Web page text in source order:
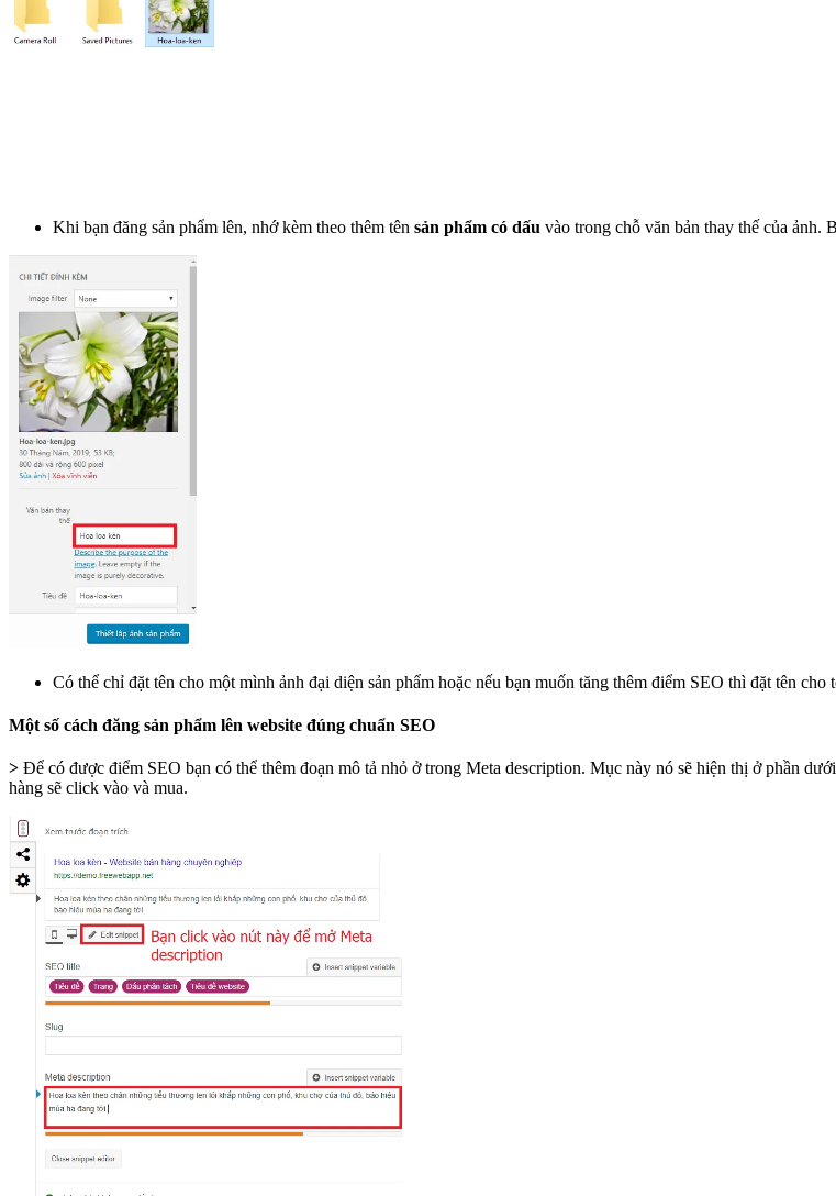
Khi bạn đăng sản phẩm lên, nhớ kèm theo thêm tên sản phẩm có dấu vào trong chỗ văn bản thay thế của ảnh.
Có thể chỉ đặt tên cho một mình ảnh đại diện sản phẩm hoặc nếu bạn muốn tăng thêm điểm SEO thì đặt tên
Một số cách đăng sản phẩm lên website đúng chuẩn SEO
> Để có được điểm SEO bạn có thể thêm đoạn mô tả nhỏ ở trong Meta description. Mục này nó sẽ hiện thị ở phần
hàng sẽ click vào và mua.